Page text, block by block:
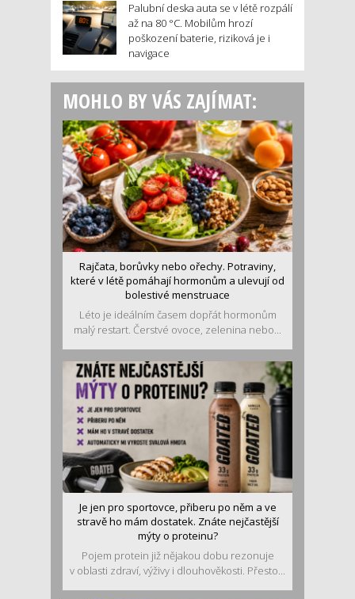
Palubní deska auta se v létě rozpálí
až na 80 °C. Mobilům hrozí
poškození baterie, riziková je i
navigace
MOHLO BY VÁS ZAJÍMAT:
Rajčata, borůvky nebo ořechy. Potraviny,
které v létě pomáhají hormonům a ulevují od
bolestivé menstruace
Léto je ideálním časem dopřát hormonům
malý restart. Čerstvé ovoce, zelenina nebo...
Je jen pro sportovce, přiberu po něm a ve
stravě ho mám dostatek. Znáte nejčastější
mýty o proteinu?
Pojem protein již nějakou dobu rezonuje
v oblasti zdraví, výživy i dlouhověkosti. Přesto...